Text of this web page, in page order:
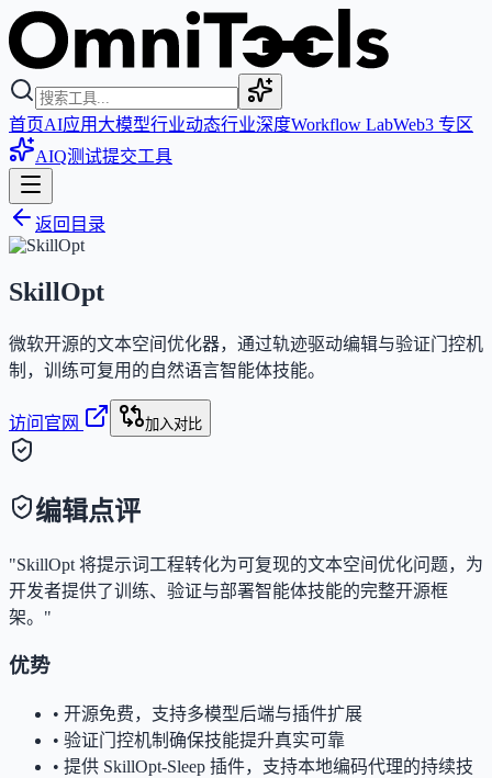
首页AI应用 大模型行业动态行业深度Workflow LabWeb3 专区
AIQ测试提交工具
返回目录
SkillOpt
微软开源的文本空间优化器，通过轨迹驱动编辑与验证门控机
制，训练可复用的自然语言智能体技能。
访问官网 加入对比
编辑点评
"SkillOpt 将提示词工程转化为可复现的文本空间优化问题，为
开发者提供了训练、验证与部署智能体技能的完整开源框
架。"
优势
• 开源免费，支持多模型后端与插件扩展
• 验证门控机制确保技能提升真实可靠
• 提供 SkillOpt-Sleep 插件，支持本地编码代理的持续技